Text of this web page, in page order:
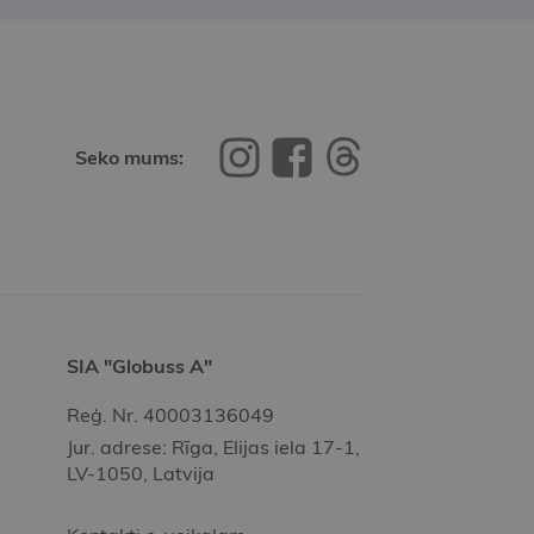
Seko mums:
SIA "Globuss A"
Reģ. Nr. 40003136049
Jur. adrese: Rīga, Elijas iela 17-1,
LV-1050, Latvija